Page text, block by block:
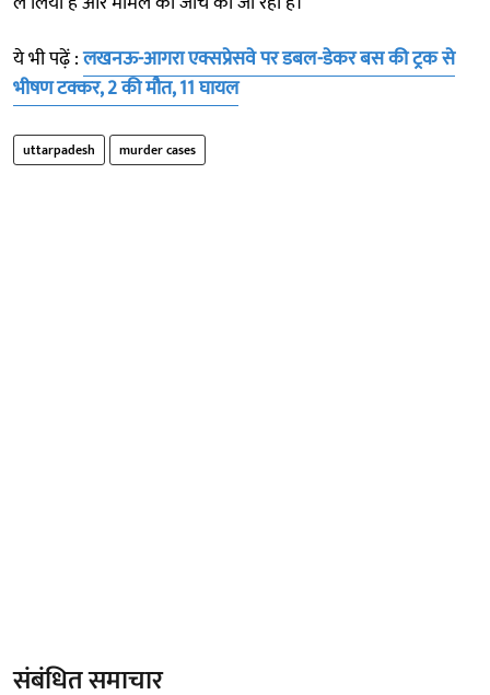
ये भी पढ़ें :लखनऊ-आगरा एक्सप्रेसवे पर डबल-डेकर बस की ट्रक से
भीषण टक्कर, 2 की मौत, 11 घायल
uttarpadesh murder cases
संबंधित समाचार